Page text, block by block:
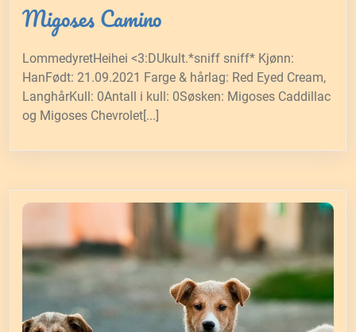
Migoses Camino
LommedyretHeihei <3:DUkult.*sniff sniff* Kjønn:
HanFødt: 21.09.2021 Farge & hårlag: Red Eyed Cream,
LanghårKull: 0Antall i kull: 0Søsken: Migoses Caddillac
og Migoses Chevrolet[...]